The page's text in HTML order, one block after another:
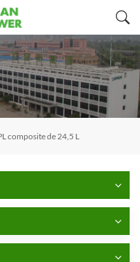
composite de 24,5 L